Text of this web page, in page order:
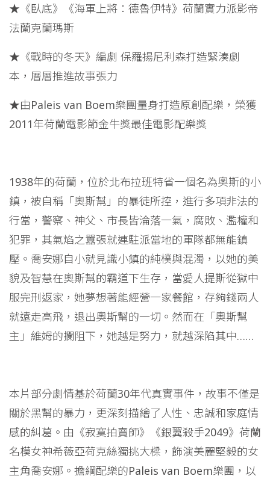
★《臥底》《海軍上將：德魯伊特》荷蘭實力派影帝
法蘭克蘭瑪斯
★《戰時的冬天》編劇 保羅揚尼利森打造緊湊劇
本，層層推進故事張力
★由Paleis van Boem樂團量身打造原創配樂，榮獲
2011年荷蘭電影節金牛獎最佳電影配樂獎
1938年的荷蘭，位於北布拉班特省一個名為奧斯的小
鎮，被自稱「奧斯幫」的暴徒所控，進行多項非法的
行當，警察、神父、市長皆淪落一氣，腐敗、濫權和
犯罪，其氣焰之囂張就連駐派當地的軍隊都無能鎮
壓。喬安娜自小就見識小鎮的純樸與混濁，以她的美
貌及智慧在奧斯幫的霸道下生存，當愛人提斯從獄中
服完刑返家，她夢想著能經營一家餐館，存夠錢兩人
就遠走高飛，退出奧斯幫的一切。然而在「奧斯幫
主」維姆的攔阻下，她越是努力，就越深陷其中……
本片部分劇情基於荷蘭30年代真實事件，故事不僅是
關於黑幫的暴力，更深刻描繪了人性、忠誠和家庭情
感的糾葛。由《寂寞拍賣師》《銀翼殺手2049》荷蘭
名模女神希薇亞荷克絲獨挑大樑，飾演美麗堅毅的女
主角喬安娜。擔綱配樂的Paleis van Boem樂團，以